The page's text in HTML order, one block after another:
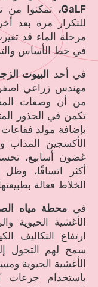
GaLF،
تمكنوا من
للتكرار مرة بعد
مرحلة الماء قد
في خط الأساس
في أحد
البيوت
مهندس زراعي
من أن وصفات
تكمن في الجذور
بإضافة مولد فقاعات
الأكسجين
غضون أسابيع،
أكثر اتساقًا،
الخلاط فعالة
في محطة مياه
الأغشية الحيوية
ارتفاع التكاليف
سمح لهم التحول
الأغشية الحيوية
باستخدام جرعات